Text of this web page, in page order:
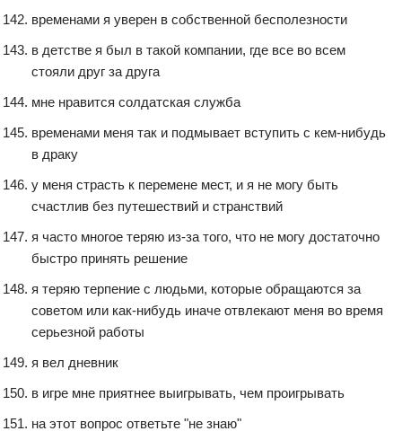
временами я уверен в собственной бесполезности
в детстве я был в такой компании, где все во всем
стояли друг за друга
мне нравится солдатская служба
временами меня так и подмывает вступить с кем-нибудь
в драку
у меня страсть к перемене мест, и я не могу быть
счастлив без путешествий и странствий
я часто многое теряю из-за того, что не могу достаточно
быстро принять решение
я теряю терпение с людьми, которые обращаются за
советом или как-нибудь иначе отвлекают меня во время
серьезной работы
я вел дневник
в игре мне приятнее выигрывать, чем проигрывать
на этот вопрос ответьте "не знаю"